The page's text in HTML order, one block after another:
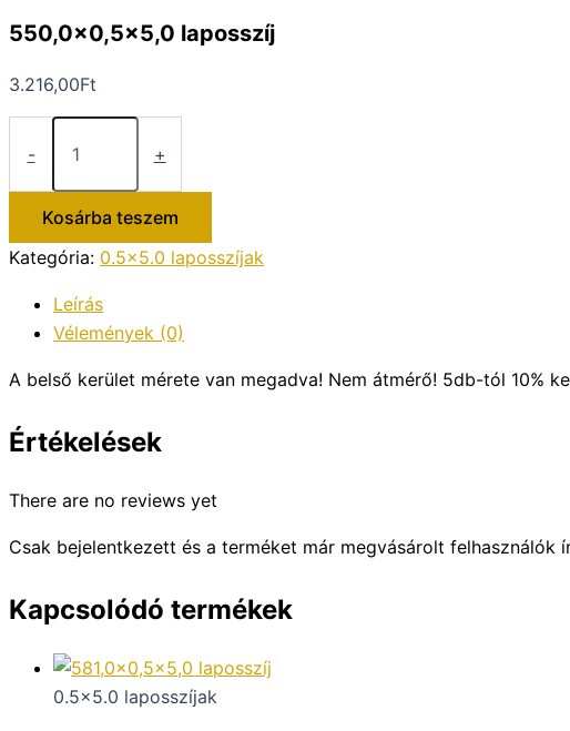
550,0×0,5×5,0 laposszíj
3.216,00Ft
-
550,0×0,5×5,0
+
Kosárba teszem
Kategória: 0.5x5.0 laposszíjak
Leírás
Vélemények (0)
A belső kerület mérete van megadva! Nem átmérő! 5db-tól 10%
Értékelések
There are no reviews yet
Csak bejelentkezett és a terméket már megvásárolt felhasználók
Kapcsolódó termékek
0.5x5.0 laposszíjak